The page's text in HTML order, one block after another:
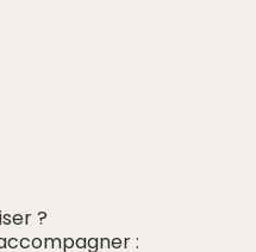
?
: